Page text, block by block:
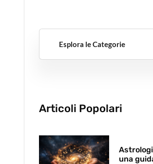
Esplora le Categorie
Articoli Popolari
una